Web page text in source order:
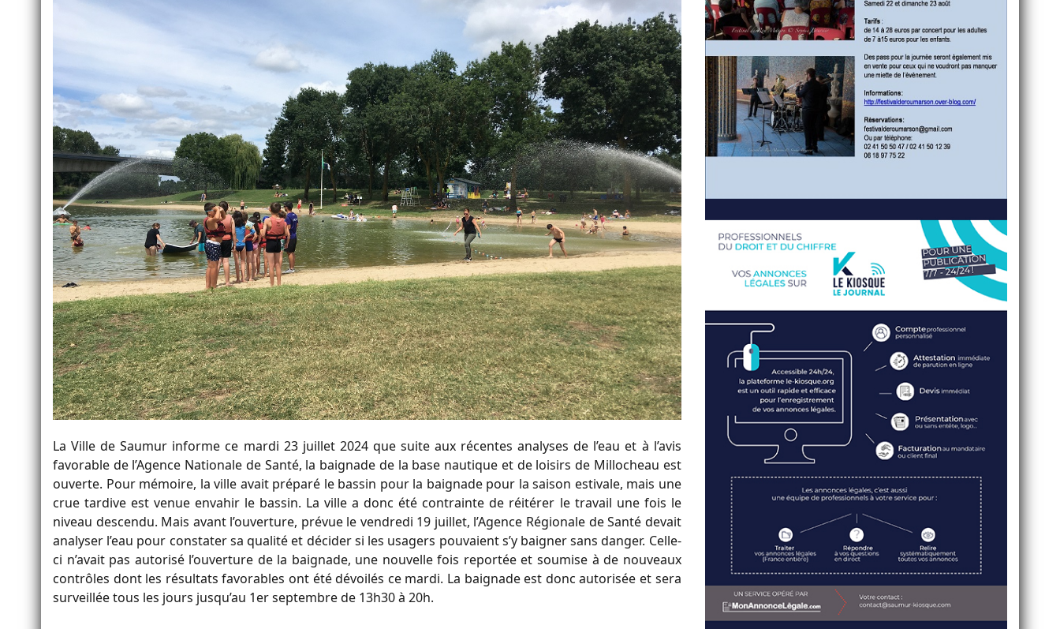
La Ville de Saumur informe ce mardi 23 juillet 2024 que suite aux récentes analyses de l’eau et à l’avis
favorable de l’Agence Nationale de Santé, la baignade de la base nautique et de loisirs de Millocheau est
ouverte. Pour mémoire, la ville avait préparé le bassin pour la baignade pour la saison estivale, mais une
crue tardive est venue envahir le bassin. La ville a donc été contrainte de réitérer le travail une fois le
niveau descendu. Mais avant l’ouverture, prévue le vendredi 19 juillet, l’Agence Régionale de Santé devait
analyser l’eau pour constater sa qualité et décider si les usagers pouvaient s’y baigner sans danger. Celle-
ci n’avait pas autorisé l’ouverture de la baignade, une nouvelle fois reportée et soumise à de nouveaux
contrôles dont les résultats favorables ont été dévoilés ce mardi. La baignade est donc autorisée et sera
surveillée tous les jours jusqu’au 1er septembre de 13h30 à 20h.